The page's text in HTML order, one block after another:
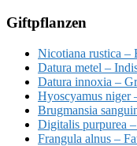
Giftpflanzen
Nicotiana rustica –
Datura metel –
Datura innoxia –
Hyoscyamus niger
Brugmansia
Digitalis purpurea
Frangula alnus –